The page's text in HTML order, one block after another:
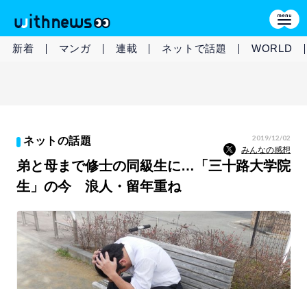
新着 マンガ 連載 ネットで話題 WORLD
ネットの話題 2019/12/02
みんなの感想
弟と母まで修士の同級生に…「三十路大学院
生」の今 浪人・留年重ね